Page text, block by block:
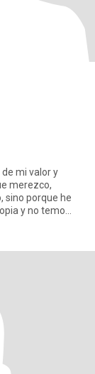
mi valor y
merezco,
sino porque he
y no temo